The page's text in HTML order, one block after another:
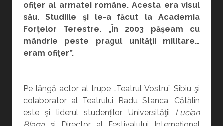
ofiţer al armatei române. Acesta era visul
său. Studiile şi le-a făcut la Academia
Forţelor Terestre. „În 2003 păşeam cu
mândrie peste pragul unităţii militare…
eram ofiţer”.
Pe lângă actor al trupei „Teatrul Vostru” Sibiu şi
colaborator al Teatrului Radu Stanca, Cătălin
este şi liderul studenţilor Universităţii Lucian